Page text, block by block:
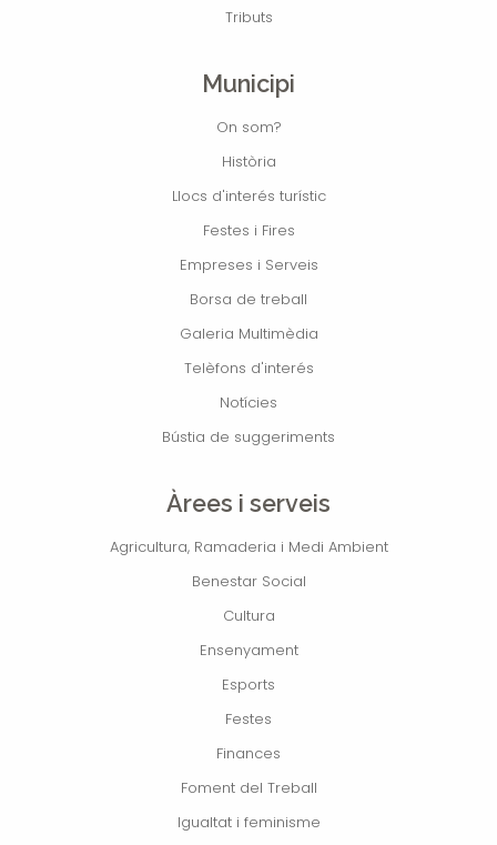
Tributs
Municipi
On som?
Història
Llocs d'interés turístic
Festes i Fires
Empreses i Serveis
Borsa de treball
Galeria Multimèdia
Telèfons d'interés
Notícies
Bústia de suggeriments
Àrees i serveis
Agricultura, Ramaderia i Medi Ambient
Benestar Social
Cultura
Ensenyament
Esports
Festes
Finances
Foment del Treball
Igualtat i feminisme